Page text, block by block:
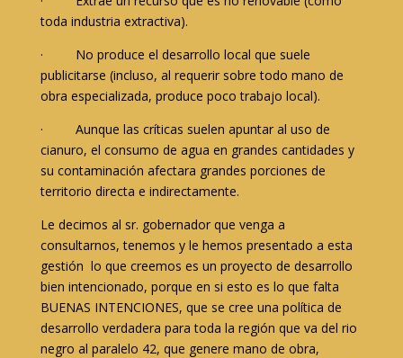
toda industria extractiva).
· No produce el desarrollo local que suele
publicitarse (incluso, al requerir sobre todo mano de
obra especializada, produce poco trabajo local).
· Aunque las críticas suelen apuntar al uso de
cianuro, el consumo de agua en grandes cantidades y
su contaminación afectara grandes porciones de
territorio directa e indirectamente.
Le decimos al sr. gobernador que venga a
consultarnos, tenemos y le hemos presentado a esta
gestión lo que creemos es un proyecto de desarrollo
bien intencionado, porque en si esto es lo que falta
BUENAS INTENCIONES, que se cree una política de
desarrollo verdadera para toda la región que va del rio
negro al paralelo 42, que genere mano de obra,